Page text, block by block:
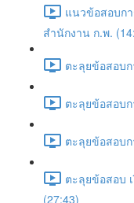
แนวข้อสอบก
สำนักงาน ก.พ.
ตะลุยข้อสอบ
ตะลุยข้อสอบ
ตะลุยข้อสอบ
ตะลุยข้อสอบ
(27:43)